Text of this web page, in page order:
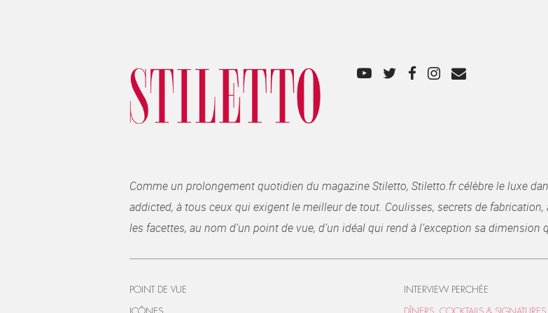
Comme un prolongement quotidien du magazine Stiletto, Stiletto.fr célèbre le luxe
addicted, à tous ceux qui exigent le meilleur de tout. Coulisses, secrets de
les facettes, au nom d’un point de vue, d’un idéal qui rend à l’exception sa dimension
POINT DE VUE
ICÔNES
INTERVIEW PERCHÉE
DÎNERS, COCKTAILS & SIGNATURES